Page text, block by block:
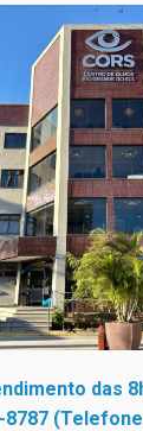
das
8787